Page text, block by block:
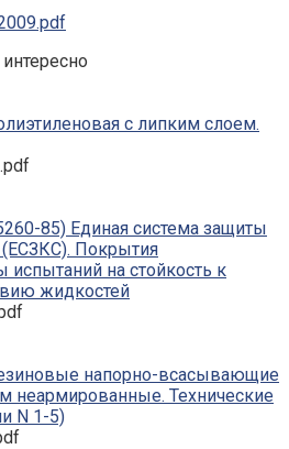
с липким слоем.
85) Единая система защиты
(ЕСЗКС). Покрытия
на стойкость к
жидкостей
напорно-всасывающие
неармированные. Технические
N 1-5)